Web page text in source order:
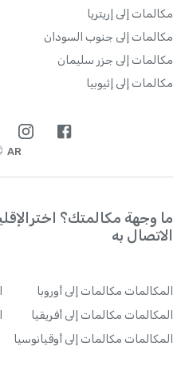
مكالمات إلى إريتريا
مكالمات إلى جنوب السودان
مكالمات إلى جزر سليمان
مكالمات إلى إثيوبيا
AR
ما وجهة مكالمتك؟
الاتصال به
المكالمات مكالمات إلى أوروبا
المكالمات مكالمات إلى أفريقيا
المكالمات مكالمات إلى أوقيانوسيا